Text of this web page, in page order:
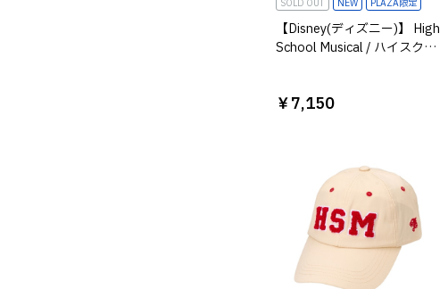
SOLD OUT NEW PLAZA限定
【Disney(ディズニー)】 High
School Musical / ハイスクー
ッシュ
￥7,150